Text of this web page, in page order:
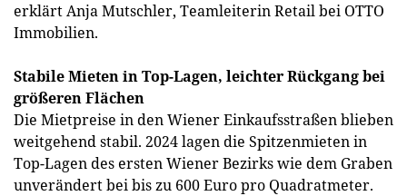
erklärt Anja Mutschler, Teamleiterin Retail bei OTTO
Immobilien.
Stabile Mieten in Top-Lagen, leichter Rückgang bei
größeren Flächen
Die Mietpreise in den Wiener Einkaufsstraßen blieben
weitgehend stabil. 2024 lagen die Spitzenmieten in
Top-Lagen des ersten Wiener Bezirks wie dem Graben
unverändert bei bis zu 600 Euro pro Quadratmeter.